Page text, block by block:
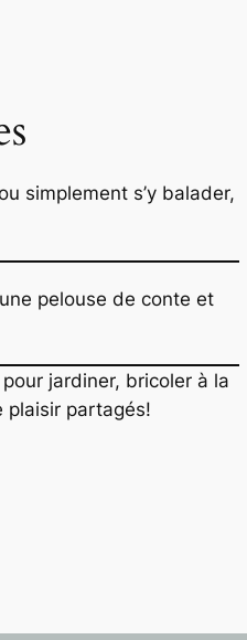
simplement s’y balader,
pelouse de conte et
jardiner, bricoler à la
plaisir partagés!